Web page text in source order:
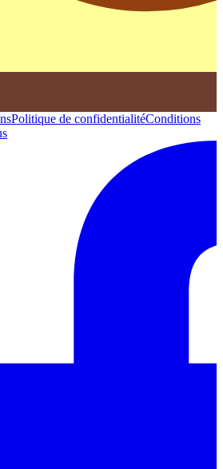
Politique de confidentialitéConditions